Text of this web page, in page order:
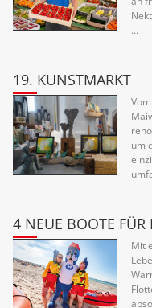
...
19. KUNSTMARKT
um
4 NEUE BOOTE FÜR
Mit